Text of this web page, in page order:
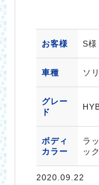
お客様 S様
車種 ソ
グレー
ド
ボディ
カラー
ラ
ッ
2020.09.22